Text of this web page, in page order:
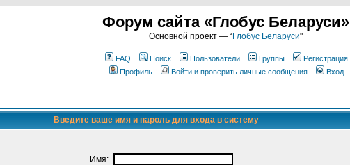
Форум сайта «Глобус Беларуси»
Основной проект — “Глобус Беларуси"
FAQ Поиск Пользователи Группы
Регистрация
Профиль
Войти и проверить личные сообщения Вход
Введите ваше имя и пароль для входа в систему
Имя: